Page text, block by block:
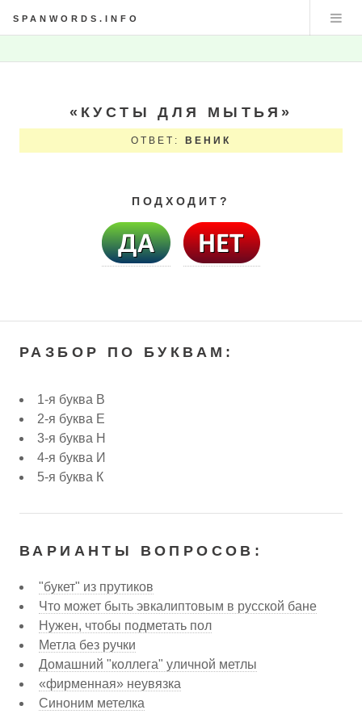
SPANWORDS.INFO
«КУСТЫ ДЛЯ МЫТЬЯ»
ОТВЕТ: ВЕНИК
ПОДХОДИТ?
РАЗБОР ПО БУКВАМ:
1-я буква В
2-я буква Е
3-я буква Н
4-я буква И
5-я буква К
ВАРИАНТЫ ВОПРОСОВ:
"букет" из прутиков
Что может быть эвкалиптовым в русской бане
Нужен, чтобы подметать пол
Метла без ручки
Домашний "коллега" уличной метлы
«фирменная» неувязка
Синоним метелка